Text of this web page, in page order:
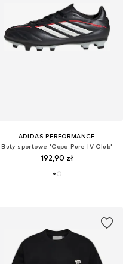
ADIDAS PERFORMANCE
Buty sportowe 'Copa Pure IV Club'
192,90 zł